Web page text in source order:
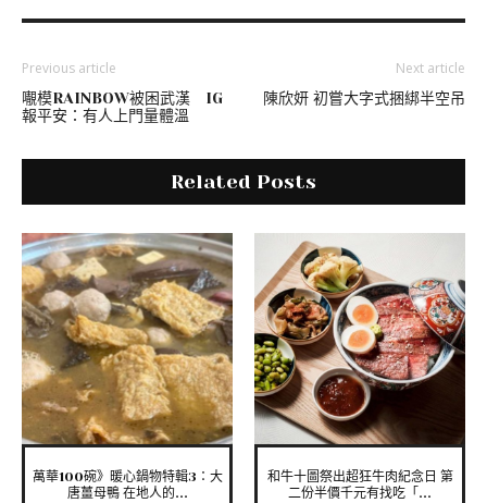
Previous article
𡃁模RAINBOW被困武漢 IG
報平安：有人上門量體溫
Next article
陳欣妍 初嘗大字式捆綁半空吊
Related Posts
萬華100碗》暖心鍋物特輯3：大
唐薑母鴨 在地人的...
和牛十圖祭出超狂牛肉紀念日 第
二份半價千元有找吃「...